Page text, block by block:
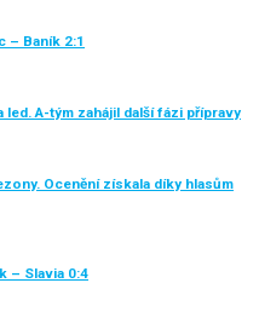
– Baník 2:1
A-tým zahájil další fázi přípravy
Ocenění získala díky hlasům
– Slavia 0:4